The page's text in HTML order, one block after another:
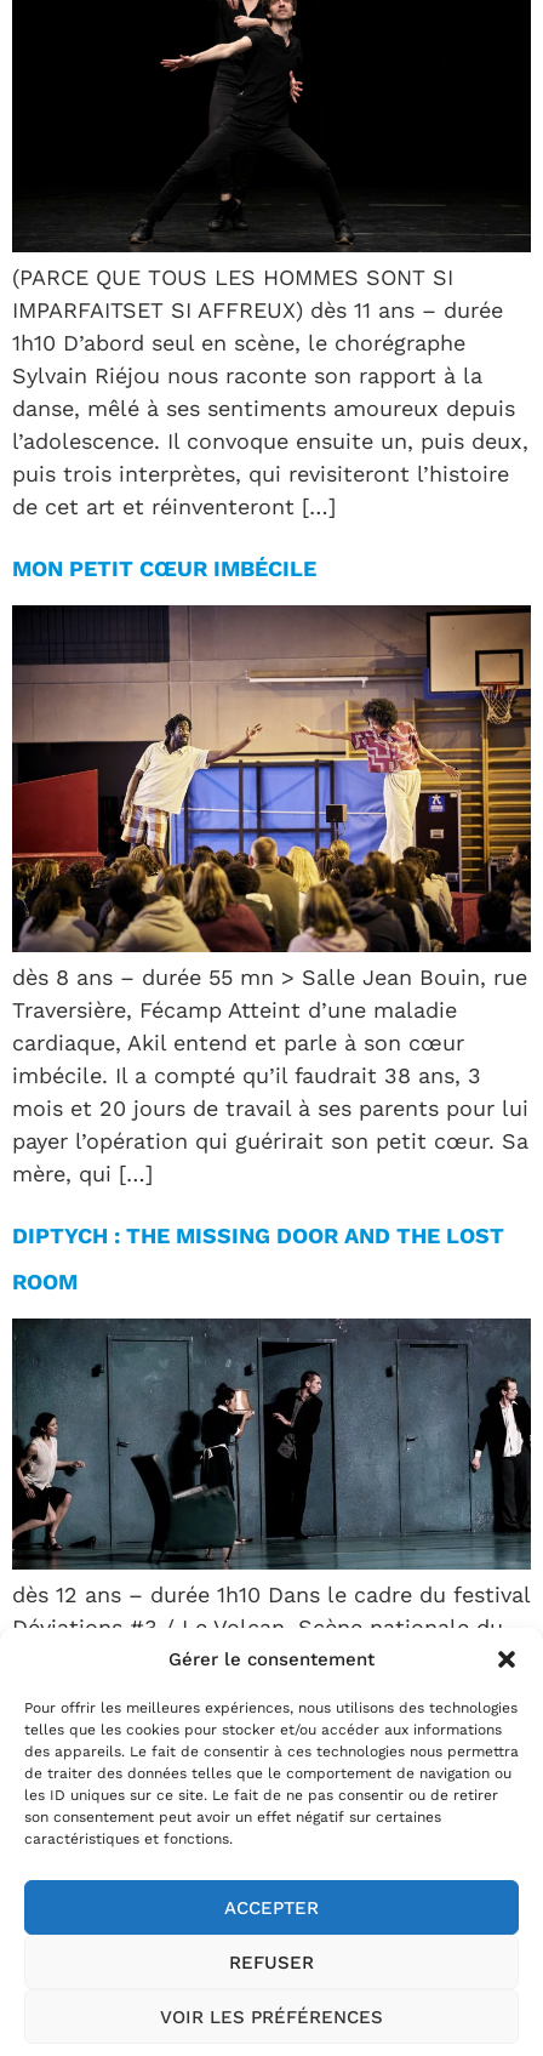
Gérer le consentement
Pour offrir les meilleures expériences, nous utilisons des technologies
telles que les cookies pour stocker et/ou accéder aux informations
des appareils. Le fait de consentir à ces technologies nous permettra
de traiter des données telles que le comportement de navigation ou
les ID uniques sur ce site. Le fait de ne pas consentir ou de retirer
son consentement peut avoir un effet négatif sur certaines
caractéristiques et fonctions.
ACCEPTER
REFUSER
VOIR LES PRÉFÉRENCES
(PARCE QUE TOUS LES HOMMES SONT SI
IMPARFAITSET SI AFFREUX) dès 11 ans – durée
1h10 D’abord seul en scène, le chorégraphe
Sylvain Riéjou nous raconte son rapport à la
danse, mêlé à ses sentiments amoureux depuis
l’adolescence. Il convoque ensuite un, puis deux,
puis trois interprètes, qui revisiteront l’histoire
de cet art et réinventeront […]
MON PETIT CŒUR IMBÉCILE
dès 8 ans – durée 55 mn > Salle Jean Bouin, rue
Traversière, Fécamp Atteint d’une maladie
cardiaque, Akil entend et parle à son cœur
imbécile. Il a compté qu’il faudrait 38 ans, 3
mois et 20 jours de travail à ses parents pour lui
payer l’opération qui guérirait son petit cœur. Sa
mère, qui […]
DIPTYCH : THE MISSING DOOR AND THE LOST
ROOM
dès 12 ans – durée 1h10 Dans le cadre du festival
Déviations #3 / Le Volcan, Scène nationale du
Havre Peeping Tom réinvente ces deux pièces
scénique inédit. Chacune possède son propre
décor, tel un plateau de cinéma. The missing
door évoque un salon rempli de portes qui ne
s’ouvrent […]
02.35.29.22.81
du mardi au vendredi de 13h30 à 18h et le
Théâtre Le Passage, 54 rue Jules Ferry, 76400 Fécamp